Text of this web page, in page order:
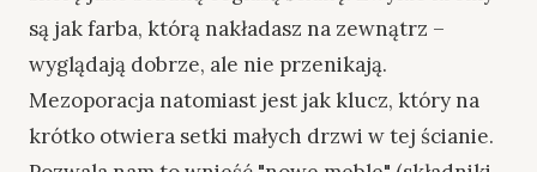
są jak farba, którą nakładasz na zewnątrz –
wyglądają dobrze, ale nie przenikają.
Mezoporacja natomiast jest jak klucz, który na
krótko otwiera setki małych drzwi w tej ścianie.